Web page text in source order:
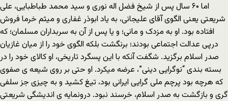
اما ۶۰ سال پس از شیخ فضل اله نوری و سید محمد طباطبایی، علی
شریعتی یعنی الگوی آقای علیجانی، به یاد ابوذر غفاری و میثم خرما فروش
افتاده بود. او به مزدک و مانی؛ و یا پس از آن به سربداران مسلمان؛ که
درپی عدالت اجتماعی بودند؛ برنگشت بلکه الگوی خود را از میان غازیان
صدر اسلام برگزید. شگفت آنکه با این پسگرد تاریخی، او کالای خود را در
بسته بندی “نوگرایی دینی”، عرضه میکرد. او حتی بر روی شیعه ی صفوی
که هرچه بود پرچم ملی گرایی ایرانی بود، تیغ کشید و به چیزی جز سلفی
گری و بازگشت به صدر اسلام، خرسند نبود. درونمایه ی اندیشگی شریعتی